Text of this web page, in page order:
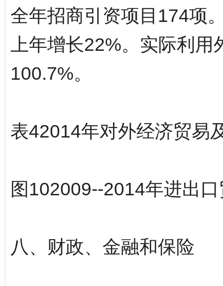
全年招商引资项目174项
上年增长22%。实际利
100.7%。
表42014年对外经济贸易
图102009--2014年进出
八、财政、金融和保险